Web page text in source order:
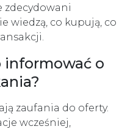
zdecydowani
wiedzą, co kupują, co
informować o
zaufania do oferty.
wcześniej,